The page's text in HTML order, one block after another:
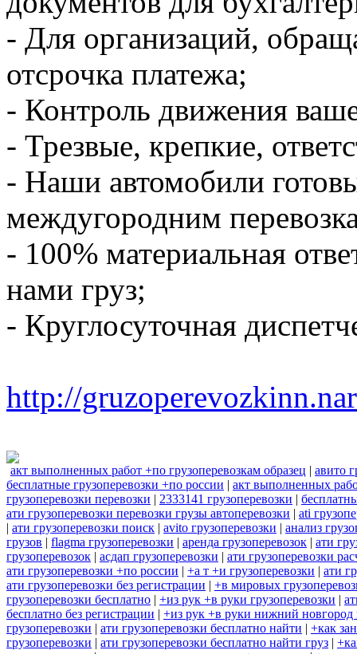
- Для организаций,
отсрочка платежа;
- Контроль движения
- Трезвые, крепкие,
- Наши автомобили
междугородним
- 100% материальная
нами груз;
- Круглосуточная
http://
акт выполненных работ +по грузоперевозкам образец | авито
бесплатные грузоперевозки +по россии | акт выполненных
грузоперевозки перевозки | 2333141 грузоперевозки |
ати грузоперевозки перевозки грузы автоперевозки | ati
| ати грузоперевозки поиск | avito грузоперевозки | анализ
грузов | flagma грузоперевозки | аренда грузоперевозок | ати
грузоперевозок | асдап грузоперевозки | ати грузоперевозки
ати грузоперевозки +по россии | +а т +и грузоперевозки | ати
ати грузоперевозки без регистрации | +в мировых
грузоперевозки бесплатно | +из рук +в руки грузоперевозки |
бесплатно без регистрации | +из рук +в руки нижний новгород
грузоперевозки | ати грузоперевозки бесплатно найти | +как
грузоперевозки | ати грузоперевозки бесплатно найти груз |